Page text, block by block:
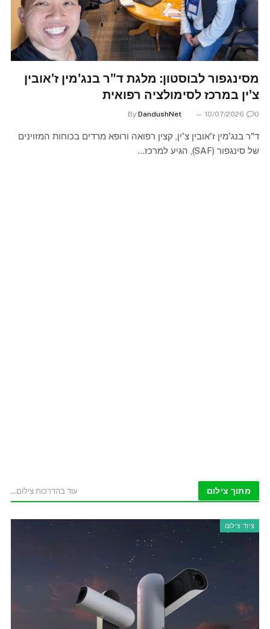
מסינגפור לבוסטון: מלגת ד"ר בנג'מין ז'אובין
צ'ין במרכז לסימולציה רפואית
By DandushNet 10/07/2026 0
ד"ר בנג'מין ז'אובין צ'ין, קצין רפואה ורופא מרדים בכוחות המזוינים
של סינגפור (SAF), הגיע למרכז…
מתוך צילום עוד בהדרכות צילום...
ציוד צילום